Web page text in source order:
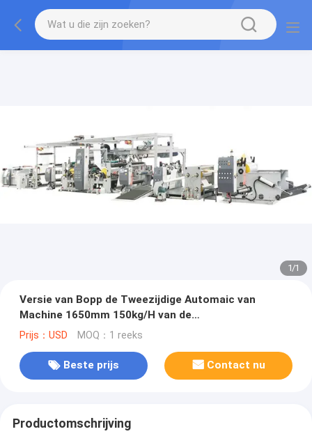
1/1
Versie van Bopp de Tweezijdige Automaic van
Machine 1650mm 150kg/H van de
Samenstellingsfilm
Prijs：USD MOQ：1 reeks
Beste prijs Contact nu
Productomschrijving